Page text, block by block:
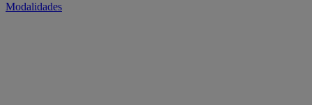
Modalidades